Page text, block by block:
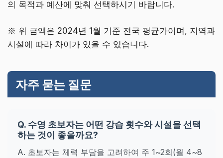
의 목적과 예산에 맞춰 선택하시기 바랍니다.
※ 위 금액은 2024년 1월 기준 전국 평균가이며, 지역과
시설에 따라 차이가 있을 수 있습니다.
자주 묻는 질문
Q. 수영 초보자는 어떤 강습 횟수와 시설을 선택
하는 것이 좋을까요?
A. 초보자는 체력 부담을 고려하여 주 1~2회(월 4~8